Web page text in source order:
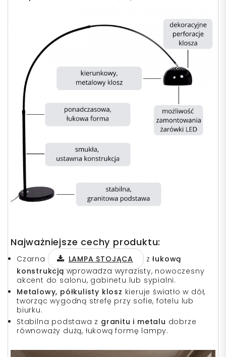
Najważniejsze cechy produktu:
Czarna LAMPA STOJĄCA złukową
konstrukcjąwprowadza wyrazisty, nowoczesny
akcent do salonu, gabinetu lub sypialni.
Metalowy, półkulisty klosz kieruje światło w dół,
tworząc wygodną strefę przy sofie, fotelu lub
biurku.
Stabilna podstawa z granitu i metalu dobrze
równoważy dużą, łukową formę lampy.